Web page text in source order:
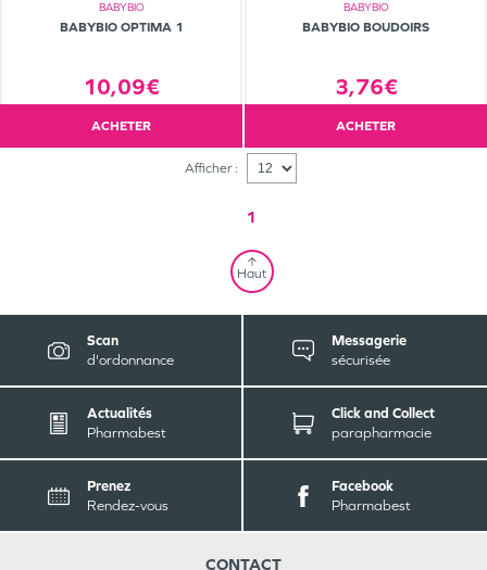
BABYBIO
BABYBIO OPTIMA 1
10,09€
ACHETER
BABYBIO
BABYBIO BOUDOIRS
3,76€
ACHETER
Afficher :
1
Haut
Scan
d'ordonnance
Messagerie
sécurisée
Actualités
Pharmabest
Click and Collect
parapharmacie
Prenez
Rendez-vous
Facebook
Pharmabest
CONTACT